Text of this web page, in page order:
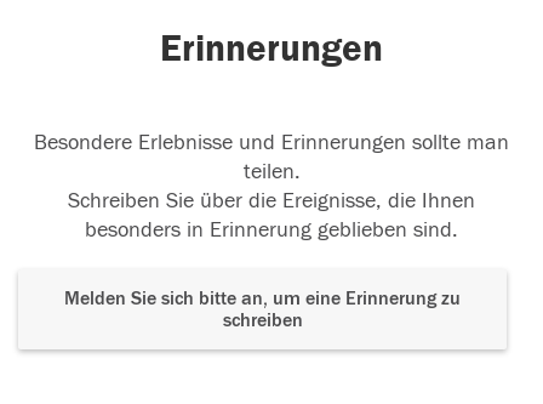
Erinnerungen
Besondere Erlebnisse und Erinnerungen sollte man
teilen.
Schreiben Sie über die Ereignisse, die Ihnen
besonders in Erinnerung geblieben sind.
Melden Sie sich bitte an, um eine Erinnerung zu
schreiben